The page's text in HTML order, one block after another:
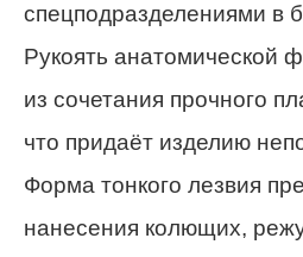
спецподразделениями в
Рукоять анатомической
из сочетания прочного
что придаёт изделию
Форма тонкого лезвия
нанесения колющих,